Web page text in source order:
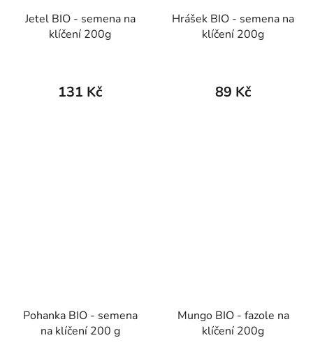
Jetel BIO - semena na
klíčení 200g
131 Kč
Hrášek BIO - semena na
klíčení 200g
89 Kč
Pohanka BIO - semena
na klíčení 200 g
Mungo BIO - fazole na
klíčení 200g